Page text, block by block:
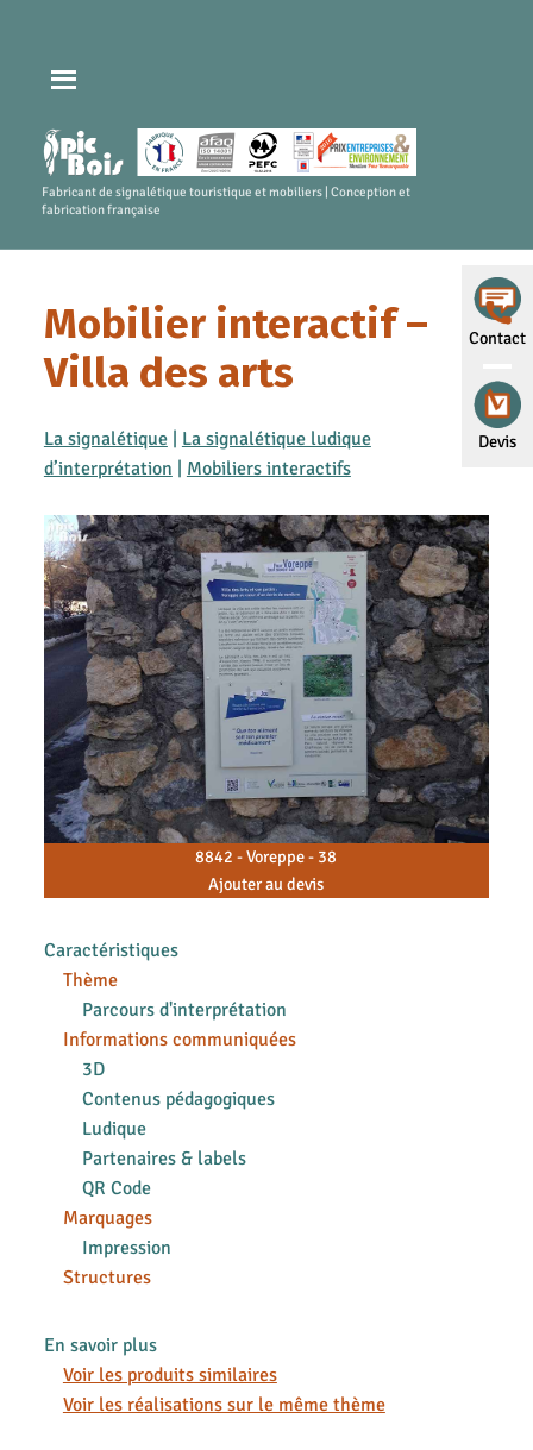
Contact
Devis
Fabricant de signalétique touristique et mobiliers | Conception et
fabrication française
Mobilier interactif –
Villa des arts
La signalétique| La signalétique ludique
d’interprétation | Mobiliers interactifs
8842 - Voreppe - 38
Ajouter au devis
Caractéristiques
Thème
Parcours d'interprétation
Informations communiquées
3D
Contenus pédagogiques
Ludique
Partenaires & labels
QR Code
Marquages
Impression
Structures
En savoir plus
Voir les produits similaires
Voir les réalisations sur le même thème